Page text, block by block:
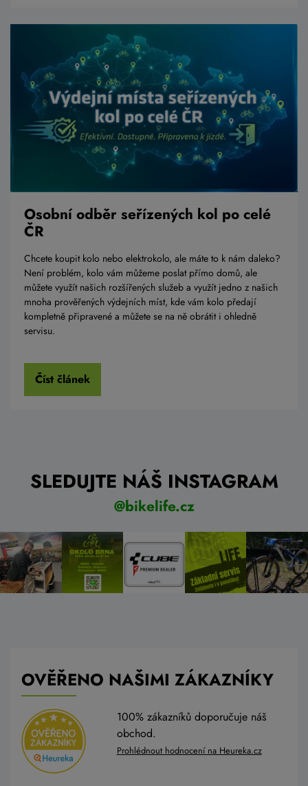
Osobní odběr seřízených kol po celé
ČR
Chcete koupit kolo nebo elektrokolo, ale máte to k nám daleko?
Není problém, kolo vám můžeme poslat přímo domů, ale
můžete využít našich rozšířených služeb a využít jedno z našich
mnoha prověřených výdejních míst, kde vám kolo předají
kompletně připravené a můžete se na ně obrátit i ohledně
servisu.
Číst článek
SLEDUJTE NÁŠ INSTAGRAM
@bikelife.cz
OVĚŘENO NAŠIMI ZÁKAZNÍKY
100% zákazníků doporučuje náš
obchod.
Prohlédnout hodnocení na Heureka.cz